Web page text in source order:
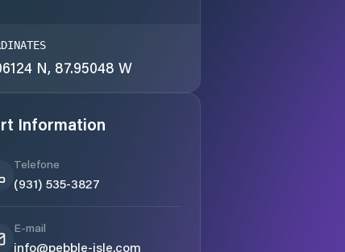
N, 87.95048 W
Information
Telefone
(931) 535-3827
E-mail
info@pebble-isle.com